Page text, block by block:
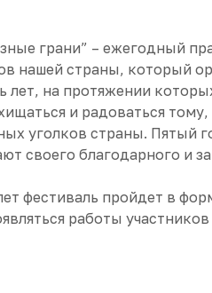
грани” – ежегодный
нашей страны, который
лет, на протяжении
и радоваться
уголков страны. Пятый
своего благодарного и
фестиваль пройдет в
работы